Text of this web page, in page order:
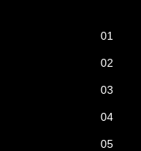
01
02
03
04
05